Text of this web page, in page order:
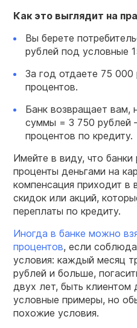
Как это выглядит на
Вы берете
рублей под условные
За год отдаете 75 000
процентов.
Банк возвращает вам,
суммы = 3 750 рублей
процентов по кредиту.
Имейте в виду, что
проценты деньгами на
компенсация приходит в
скидок или акций,
переплаты по кредиту.
Иногда в банке можно
процентов, если
условия: каждый месяц
рублей и больше,
двух лет, быть
условные примеры, но
похожие условия.